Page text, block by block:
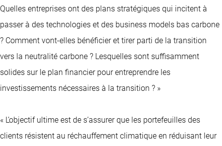
Quelles entreprises ont des plans stratégiques qui incitent à
passer à des technologies et des business models bas carbone
? Comment vont-elles bénéficier et tirer parti de la transition
vers la neutralité carbone ? Lesquelles sont suffisamment
solides sur le plan financier pour entreprendre les
investissements nécessaires à la transition ? »
« L’objectif ultime est de s’assurer que les portefeuilles des
clients résistent au réchauffement climatique en réduisant leur